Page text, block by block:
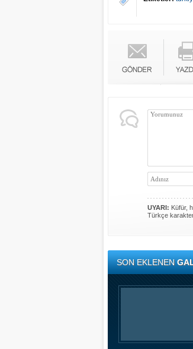
UYARI: Küfür,
Türkçe
SON EKLENEN